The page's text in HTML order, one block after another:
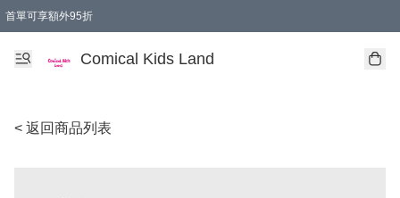
首單可享額外95折
Comical Kids Land
< 返回商品列表